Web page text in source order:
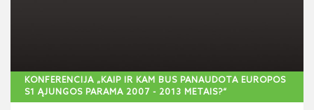
KONFERENCIJA „KAIP IR KAM BUS PANAUDOTA EUROPOS
S1 ĄJUNGOS PARAMA 2007 - 2013 METAIS?“